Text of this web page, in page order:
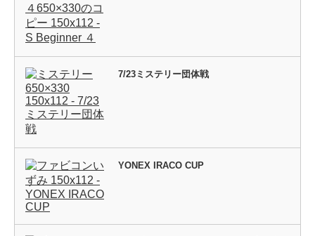
7/23ミステリー団体戦
YONEX IRACO CUP